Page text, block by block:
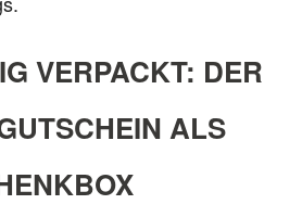
VERPACKT: DER
ALS